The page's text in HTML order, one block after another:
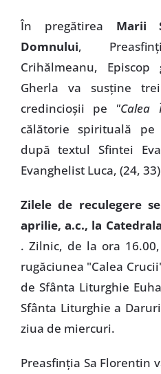
În pregătirea Marii
Domnului,
Crihălmeanu,
Gherla va susţine
credincioşii pe "Calea
călătorie spirituală
după textul Sfintei
Evanghelist Luca, (24,
Zilele de reculegere
aprilie, a.c., la
. Zilnic, de la ora
rugăciunea "Calea
de Sfânta Liturghie
Sfânta Liturghie a
ziua de miercuri.
Preasfinţia Sa Florentin